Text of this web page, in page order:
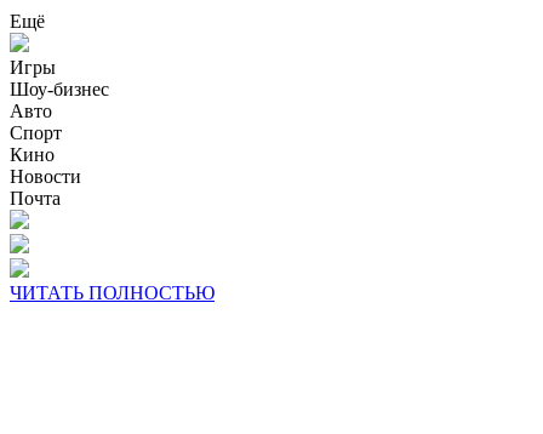
Ещё
Игры
Шоу-бизнес
Авто
Спорт
Кино
Новости
Почта
ЧИТАТЬ ПОЛНОСТЬЮ